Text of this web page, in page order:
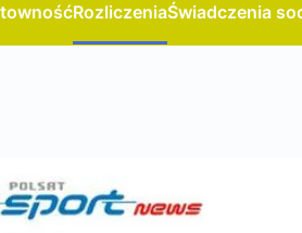
RozliczeniaŚwiadczenia